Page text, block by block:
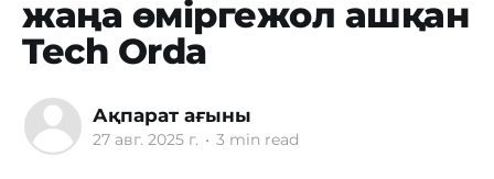
жаңа өміргежол ашқан
Tech Orda
Ақпарат ағыны
27 авг. 2025 г. • 3 min read